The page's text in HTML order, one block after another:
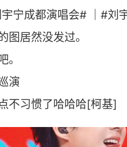
宁成都演唱会# ｜#刘
图居然没发过。
。
演
不习惯了哈哈哈[柯基]